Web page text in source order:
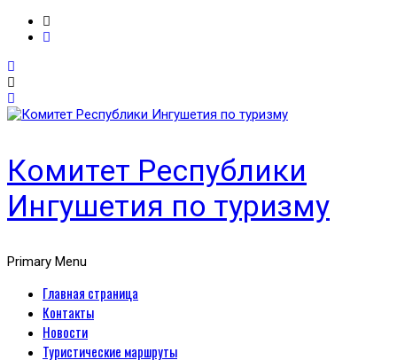
Комитет Республики
Ингушетия по туризму
Primary Menu
Главная страница
Контакты
Новости
Туристические маршруты